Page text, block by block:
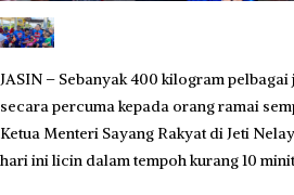
JASIN – Sebanyak 400 kilogram
secara percuma kepada orang ramai
Ketua Menteri Sayang Rakyat di Jeti
hari ini licin dalam tempoh kurang 10